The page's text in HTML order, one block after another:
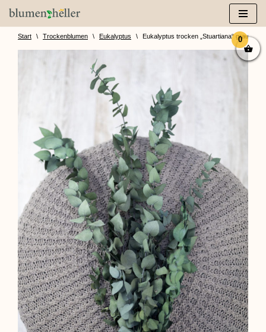
Zum
InhaltStart \ Trockenblumen \ Eukalyptus \ Eukalyptus trocken „Stuartiana“ graugrün
0